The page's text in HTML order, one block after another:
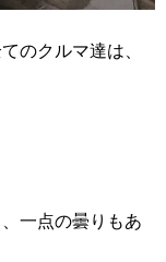
のクルマ達は、
一点の曇りもあ